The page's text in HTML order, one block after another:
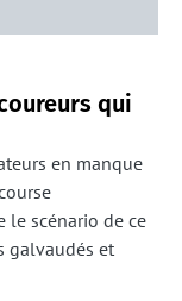
qui
en manque
le scénario de ce
galvaudés et